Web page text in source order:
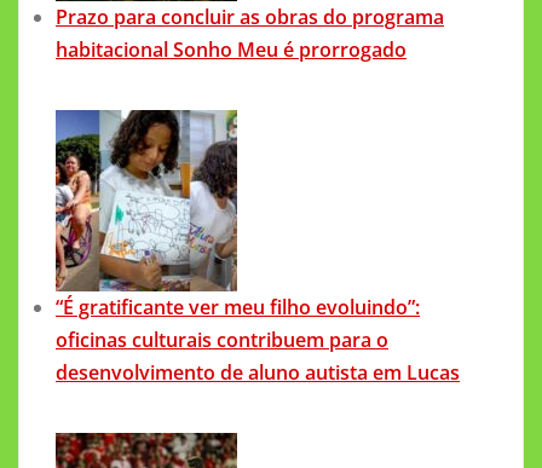
Prazo para concluir as obras do programa
habitacional Sonho Meu é prorrogado
“É gratificante ver meu filho evoluindo”:
oficinas culturais contribuem para o
desenvolvimento de aluno autista em Lucas